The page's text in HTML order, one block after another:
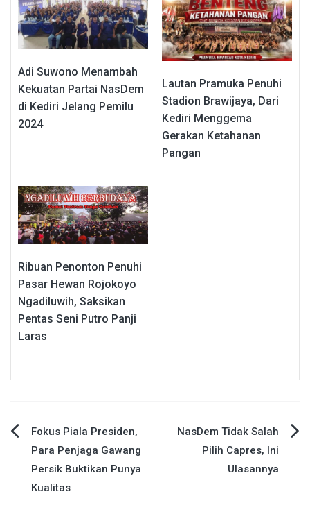
Adi Suwono Menambah
Kekuatan Partai NasDem
di Kediri Jelang Pemilu
2024
Lautan Pramuka Penuhi
Stadion Brawijaya, Dari
Kediri Menggema
Gerakan Ketahanan
Pangan
Ribuan Penonton Penuhi
Pasar Hewan Rojokoyo
Ngadiluwih, Saksikan
Pentas Seni Putro Panji
Laras
Navigasi
pos
Fokus Piala Presiden,
Para Penjaga Gawang
Persik Buktikan Punya
Kualitas
NasDem Tidak Salah
Pilih Capres, Ini
Ulasannya